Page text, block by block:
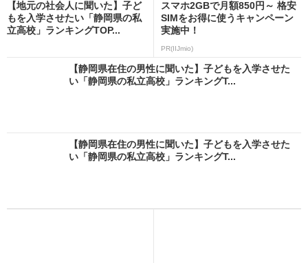
【地元の社会人に聞いた】子ど
もを入学させたい「静岡県の私
立高校」ランキングTOP...
スマホ2GBで月額850円～ 格安
SIMをお得に使うキャンペーン
実施中！
PR(IIJmio)
【静岡県在住の男性に聞いた】子どもを入学させた
い「静岡県の私立高校」ランキングT...
【静岡県在住の男性に聞いた】子どもを入学させた
い「静岡県の私立高校」ランキングT...